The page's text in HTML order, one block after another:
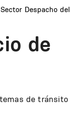
Sector Despacho
de
de tránsito